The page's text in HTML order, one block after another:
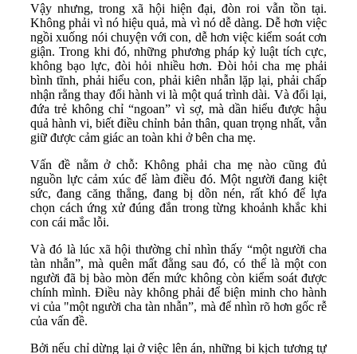
Vậy nhưng, trong xã hội hiện đại, đòn roi vẫn tồn tại.
Không phải vì nó hiệu quả, mà vì nó dễ dàng. Dễ hơn việc
ngồi xuống nói chuyện với con, dễ hơn việc kiểm soát cơn
giận. Trong khi đó, những phương pháp kỷ luật tích cực,
không bạo lực, đòi hỏi nhiều hơn. Đòi hỏi cha mẹ phải
bình tĩnh, phải hiểu con, phải kiên nhẫn lặp lại, phải chấp
nhận rằng thay đổi hành vi là một quá trình dài. Và đổi lại,
đứa trẻ không chỉ “ngoan” vì sợ, mà dần hiểu được hậu
quả hành vi, biết điều chỉnh bản thân, quan trọng nhất, vẫn
giữ được cảm giác an toàn khi ở bên cha mẹ.
Vấn đề nằm ở chỗ: Không phải cha mẹ nào cũng đủ
nguồn lực cảm xúc để làm điều đó. Một người đang kiệt
sức, đang căng thẳng, đang bị dồn nén, rất khó để lựa
chọn cách ứng xử đúng đắn trong từng khoảnh khắc khi
con cái mắc lỗi.
Và đó là lúc xã hội thường chỉ nhìn thấy “một người cha
tàn nhẫn”, mà quên mất đằng sau đó, có thể là một con
người đã bị bào mòn đến mức không còn kiểm soát được
chính mình. Điều này không phải để biện minh cho hành
vi của "một người cha tàn nhẫn”, mà để nhìn rõ hơn gốc rễ
của vấn đề.
Bởi nếu chỉ dừng lại ở việc lên án, những bi kịch tương tự